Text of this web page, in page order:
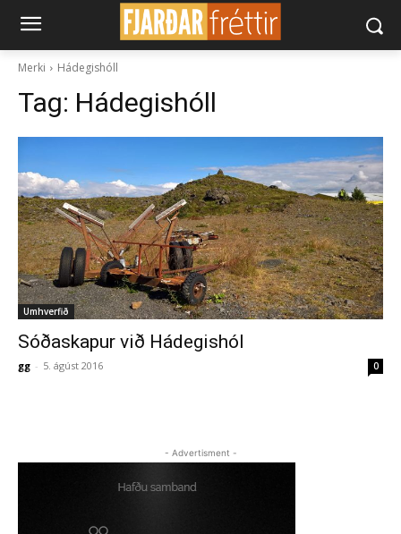
Merki Hádegishóll
Tag: Hádegishóll
Umhverfið
Sóðaskapur við Hádegishól
gg - 5. ágúst 2016 0
- Advertisment -